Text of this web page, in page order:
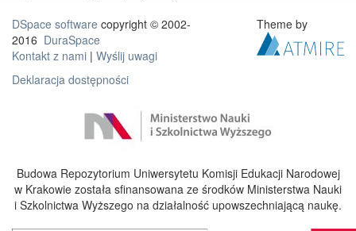
DSpace software copyright © 2002-
2016 DuraSpace
Kontakt z nami | Wyślij uwagi
Deklaracja dostępności
Theme by
Budowa Repozytorium Uniwersytetu Komisji Edukacji Narodowej
w Krakowie została sfinansowana ze środków Ministerstwa Nauki
i Szkolnictwa Wyższego na działalność upowszechniającą naukę.